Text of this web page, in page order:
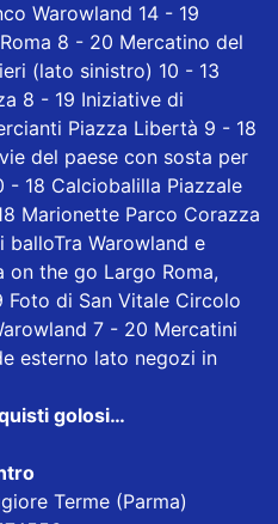
Warowland 14 - 19
8 - 20 Mercatino del
(lato sinistro) 10 - 13
8 - 19 Iniziative di
Piazza Libertà 9 - 18
del paese con sosta per
18 Calciobalilla Piazzale
Marionette Parco Corazza
Warowland e
on the go Largo Roma,
Foto di San Vitale Circolo
7 - 20 Mercatini
esterno lato negozi in
golosi…
Terme (Parma)